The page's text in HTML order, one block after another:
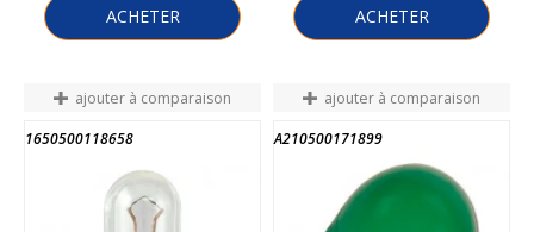
ACHETER ACHETER
ajouter à comparaison
1650500118658
FIN DE STOCK
ajouter à comparaison
A210500171899